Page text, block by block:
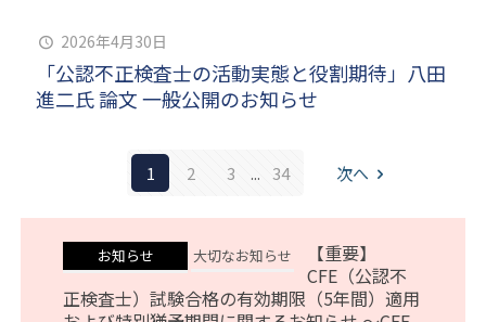
2026年4月30日
「公認不正検査士の活動実態と役割期待」八田
進二氏 論文 一般公開のお知らせ
1 2 3 ... 34 次へ
お知らせ 大切なお知らせ
【重要】
CFE（公認不
正検査士）試験合格の有効期限（5年間）適用